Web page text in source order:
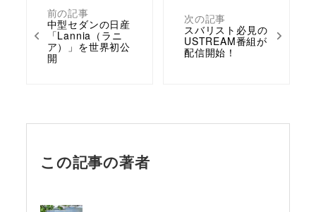
前の記事
中型セダンの日産
「Lannia（ラニ
ア）」を世界初公
開
次の記事
スバリスト必見の
USTREAM番組が
配信開始！
この記事の著者